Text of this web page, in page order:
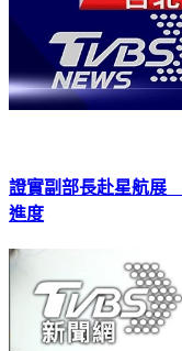
證實副部長赴星航展
進度